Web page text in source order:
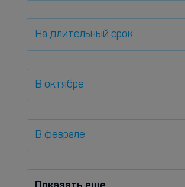
На длительный срок
В октябре
В феврале